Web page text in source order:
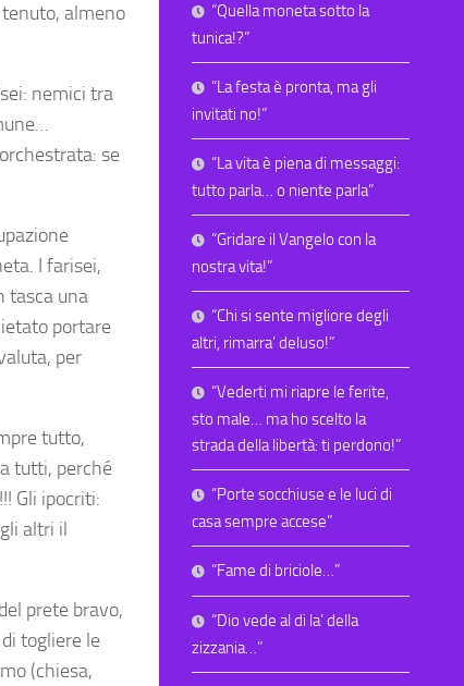
almeno
nemici tra
se
I farisei,
tasca una
portare
per
tutto,
tutti, perché
Gli ipocriti:
altri il
prete bravo,
togliere le
(chiesa,
“Quella moneta sotto la
tunica!?”
“La festa è pronta, ma gli
invitati no!”
“La vita è piena di messaggi:
tutto parla… o niente parla”
“Gridare il Vangelo con la
nostra vita!”
“Chi si sente migliore degli
altri, rimarra’ deluso!”
“Vederti mi riapre le ferite,
sto male… ma ho scelto la
strada della libertà: ti perdono!”
“Porte socchiuse e le luci di
casa sempre accese”
“Fame di briciole…”
“Dio vede al di la’ della
zizzania…”